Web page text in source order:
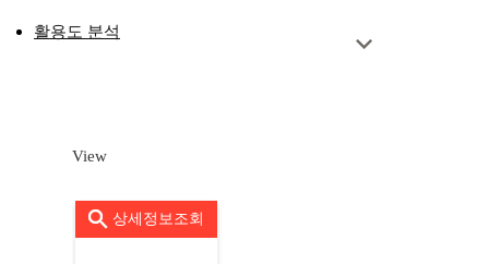
활용도 분석
View
상세정보조회